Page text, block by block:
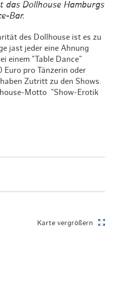
das Dollhouse Hamburgs
Bar.
des Dollhouse ist es zu
jast jeder eine Ahnung
einem "Table Dance"
Euro pro Tänzerin oder
haben Zutritt zu den Shows.
Motto "Show-Erotik
Karte vergrößern